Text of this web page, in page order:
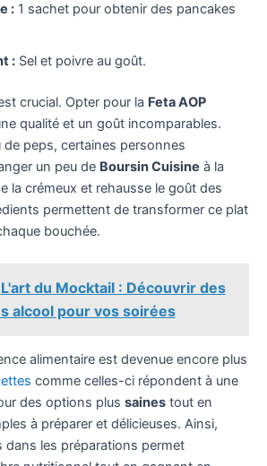
: 1 sachet pour obtenir des pancakes
: Sel et poivre au goût.
crucial. Opter pour la Feta AOP
qualité et un goût incomparables.
de peps, certaines personnes
un peu de Boursin Cuisine à la
la crémeux et rehausse le goût des
permettent de transformer ce plat
bouchée.
L'art du Mocktail : Découvrir des
alcool pour vos soirées
alimentaire est devenue encore plus
comme celles-ci répondent à une
des options plus saines tout en
à préparer et délicieuses. Ainsi,
dans les préparations permet